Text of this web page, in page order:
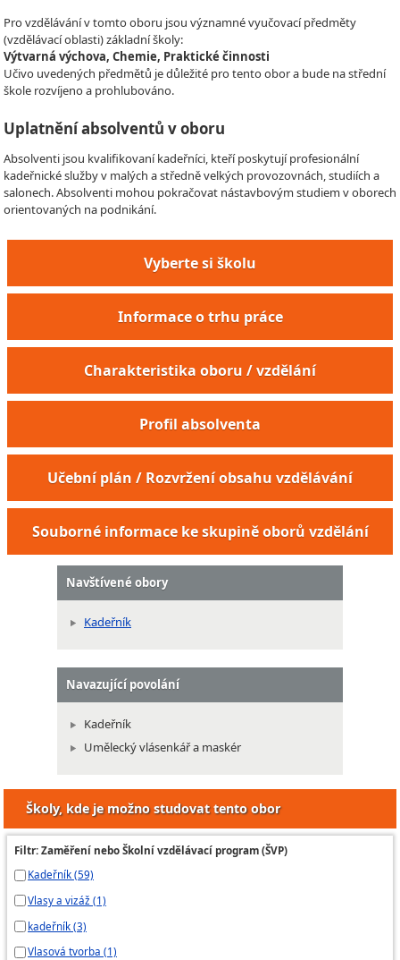
Pro vzdělávání v tomto oboru jsou významné vyučovací předměty
(vzdělávací oblasti) základní školy:
Výtvarná výchova, Chemie, Praktické činnosti
Učivo uvedených předmětů je důležité pro tento obor a bude na střední
škole rozvíjeno a prohlubováno.
Uplatnění absolventů v oboru
Absolventi jsou kvalifikovaní kadeřníci, kteří poskytují profesionální
kadeřnické služby v malých a středně velkých provozovnách, studiích a
salonech. Absolventi mohou pokračovat nástavbovým studiem v oborech
orientovaných na podnikání.
Vyberte si školu
Informace o trhu práce
Charakteristika oboru / vzdělání
Profil absolventa
Učební plán / Rozvržení obsahu vzdělávání
Souborné informace ke skupině oborů vzdělání
Navštívené obory
Kadeřník
Navazující povolání
Kadeřník
Umělecký vlásenkář a maskér
Školy, kde je možno studovat tento obor
Filtr: Zaměření nebo Školní vzdělávací program (ŠVP)
Kadeřník (59)
Vlasy a vizáž (1)
kadeřník (3)
Vlasová tvorba (1)